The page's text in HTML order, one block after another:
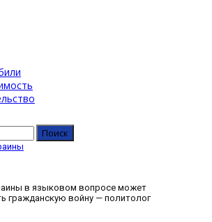
в языковом вопросе может
гражданскую войну — политолог